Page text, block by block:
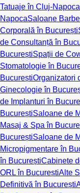
Tatuaje în Cluj-Napoca
NapocaSaloane
Corporală în București
de Consultanță în
BucureștiSpații de
Stomatologie în
BucureștiOrganizatori
Ginecologie în
de Implanturi în
BucureștiSaloane de
Masaj & Spa în
BucureștiSaloane de
Micropigmentare în
în BucureștiCabinete
ORL în BucureștiAlte
Definitivă în București